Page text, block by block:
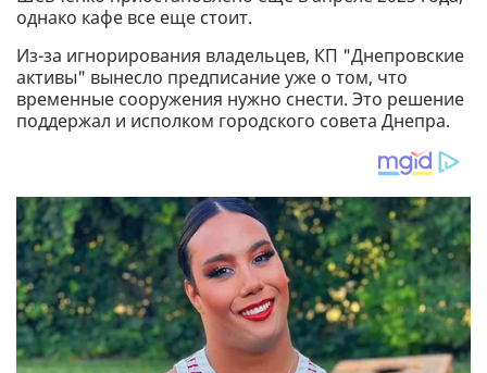
однако кафе все еще стоит.
Из-за игнорирования владельцев, КП "Днепровские
активы" вынесло предписание уже о том, что
временные сооружения нужно снести. Это решение
поддержал и исполком городского совета Днепра.